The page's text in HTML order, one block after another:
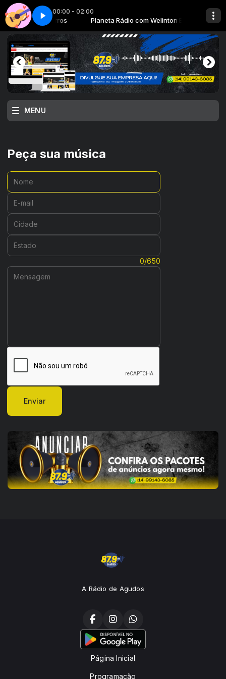
00:00 - 02:00
Welinton Barros Planeta Rádio com Welinton Barros
2 Love songs - Parte 2
MENU
Peça sua música
Nome:
E-mail:
Cidade:
Estado:
0/650
Enviar
A Rádio de Agudos
Página Inicial
Programação